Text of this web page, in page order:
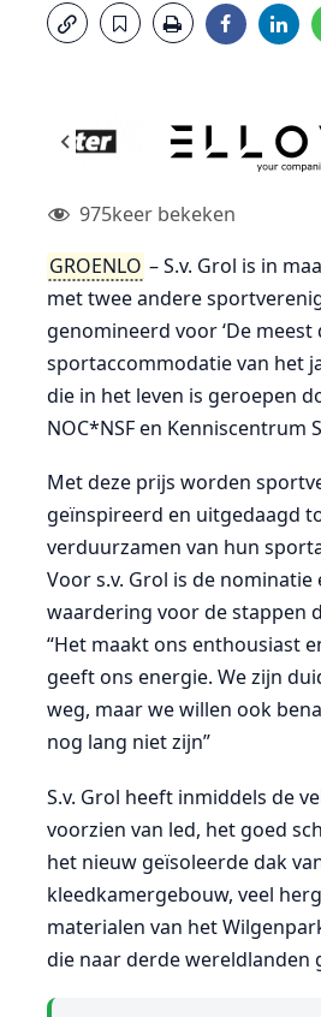
975keer bekeken
GROENLO – S.v. Grol is in
met twee andere
genomineerd voor ‘De
sportaccommodatie van het
die in het leven is geroepen
NOC*NSF en Kenniscentrum
Met deze prijs worden
geïnspireerd en uitgedaagd
verduurzamen van hun
Voor s.v. Grol is de
waardering voor de stappen
“Het maakt ons enthousiast
geeft ons energie. We zijn
weg, maar we willen ook
nog lang niet zijn”
S.v. Grol heeft inmiddels de
voorzien van led, het goed
het nieuw geïsoleerde dak
kleedkamergebouw, veel
materialen van het
die naar derde wereldlanden